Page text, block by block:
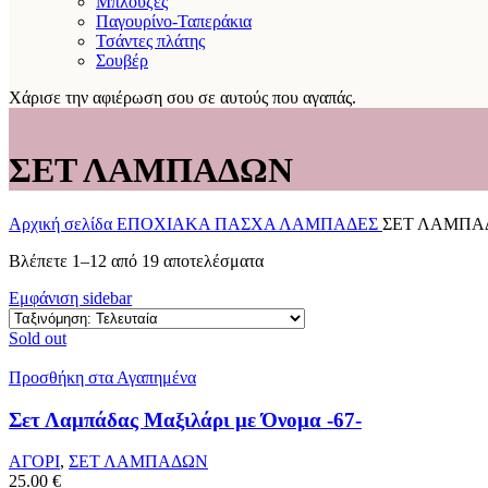
Παγουρίνο-Ταπεράκια
Τσάντες πλάτης
Σουβέρ
Χάρισε την αφιέρωση σου σε αυτούς που αγαπάς.
ΣΕΤ ΛΑΜΠΑΔΩΝ
Αρχική σελίδα ΕΠΟΧΙΑΚΑ ΠΑΣΧΑ ΛΑΜΠΑΔΕΣ ΣΕΤ
Βλέπετε 1–12 από 19 αποτελέσματαSorted
Εμφάνιση sidebar
Sold out
Προσθήκη στα Αγαπημένα
Σετ Λαμπάδας Μαξιλάρι με Όνομα -67-
ΑΓΟΡΙ, ΣΕΤ ΛΑΜΠΑΔΩΝ
25.00 €